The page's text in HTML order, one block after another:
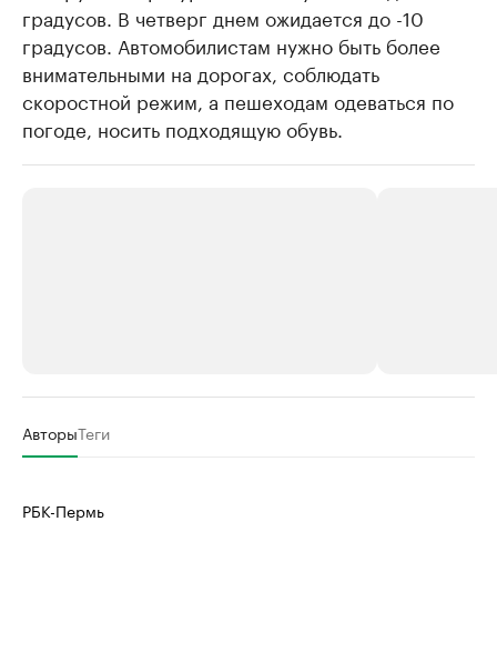
градусов. В четверг днем ожидается до -10
градусов. Автомобилистам нужно быть более
внимательными на дорогах, соблюдать
скоростной режим, а пешеходам одеваться по
погоде, носить подходящую обувь.
Крупнейшие производители и
Ознакомьтесь с информацией в каталоге
АвторыТеги
РБК-Пермь